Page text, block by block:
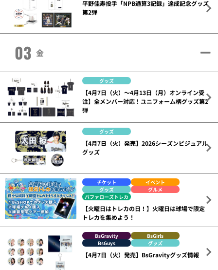
平野佳寿投手「NPB通算3記録」達成記念グッズ
第2弾
03 金
グッズ
【4月7日（火）～4月13日（月）オンライン受
注】全メンバー対応！ユニフォーム柄グッズ第2
弾
グッズ
【4月7日（火）発売】2026シーズンビジュアル
グッズ
チケット
イベント
グッズ
グルメ
バファローズトレカ
【火曜日はトレカの日！】火曜日は球場で限定
トレカを集めよう！
BsGravity
BsGirls
BsGuys
グッズ
【4月7日（火）発売】BsGravityグッズ情報